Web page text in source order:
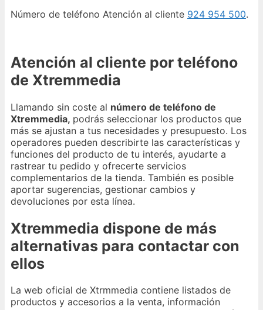
Número de teléfono Atención al cliente 924 954 500.
Atención al cliente por teléfono
de Xtremmedia
Llamando sin coste al número de teléfono de
Xtremmedia, podrás seleccionar los productos que
más se ajustan a tus necesidades y presupuesto. Los
operadores pueden describirte las características y
funciones del producto de tu interés, ayudarte a
rastrear tu pedido y ofrecerte servicios
complementarios de la tienda. También es posible
aportar sugerencias, gestionar cambios y
devoluciones por esta línea.
Xtremmedia dispone de más
alternativas para contactar con
ellos
La web oficial de Xtrmmedia contiene listados de
productos y accesorios a la venta, información